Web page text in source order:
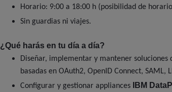
Horario: 9:00 a 18:00 h (posibilidad de
Sin guardias ni viajes.
¿Qué harás en tu día a día?
Diseñar, implementar y mantener soluciones
basadas en OAuth2, OpenID Connect, SAML,
Configurar y gestionar appliances
IBM